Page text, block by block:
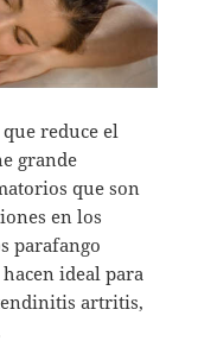
reduce el
grande
que son
en los
parafango
ideal para
artritis,